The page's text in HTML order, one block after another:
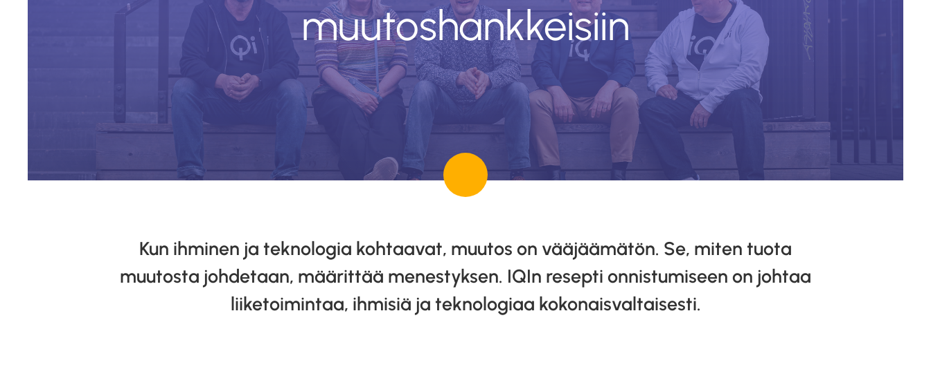
muutoshankkeisiin
Kun ihminen ja teknologia kohtaavat, muutos on vääjäämätön. Se, miten tuota
muutosta johdetaan, määrittää menestyksen. IQIn resepti onnistumiseen on johtaa
liiketoimintaa, ihmisiä ja teknologiaa kokonaisvaltaisesti.